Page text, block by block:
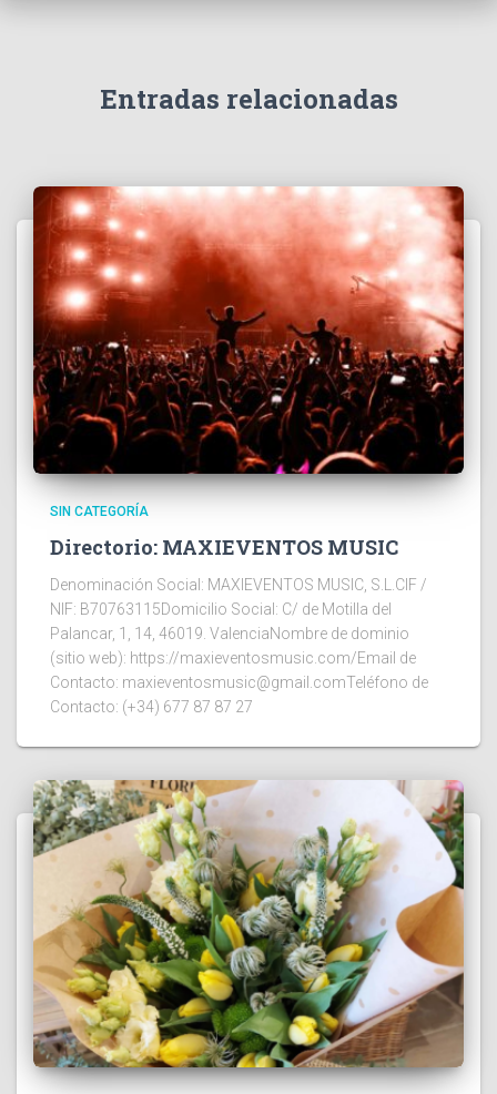
Entradas relacionadas
SIN CATEGORÍA
Directorio: MAXIEVENTOS MUSIC
Denominación Social: MAXIEVENTOS MUSIC, S.L.CIF /
NIF: B70763115Domicilio Social: C/ de Motilla del
Palancar, 1, 14, 46019. ValenciaNombre de dominio
(sitio web): https://maxieventosmusic.com/Email de
Contacto: maxieventosmusic@gmail.comTeléfono de
Contacto: (+34) 677 87 87 27